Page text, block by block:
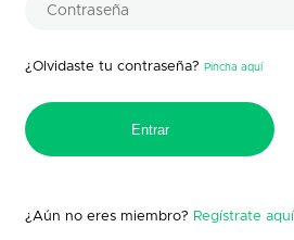
¿Olvidaste tu contraseña? Pincha aquí
¿Aún no eres miembro? Regístrate aquí